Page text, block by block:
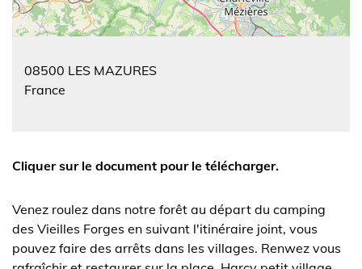
08500 LES MAZURES
France
Cliquer sur le document pour le télécharger.
Venez roulez dans notre forêt au départ du camping
des Vieilles Forges en suivant l'itinéraire joint, vous
pouvez faire des arrêts dans les villages. Renwez vous